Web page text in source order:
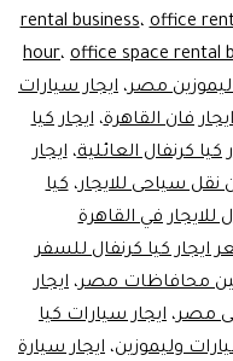
ليموزينrental business،office
hour، office space rental
مصر، ايجار سيارات
ايجار فان القاهرة،ايجار كيا
كيا كرنفال العائلية،ايجار
نقل سياحى للايجار،كيا
للايجار في القاهرة
كيا كرنفال للسفر
محافاظات مصر، ايجار
مصر، ايجار سيارات كيا
وليموزين، ايجار سيارة